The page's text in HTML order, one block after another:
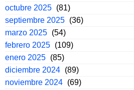
octubre 2025 (81)
septiembre 2025 (36)
marzo 2025 (54)
febrero 2025 (109)
enero 2025 (85)
diciembre 2024 (89)
noviembre 2024 (69)